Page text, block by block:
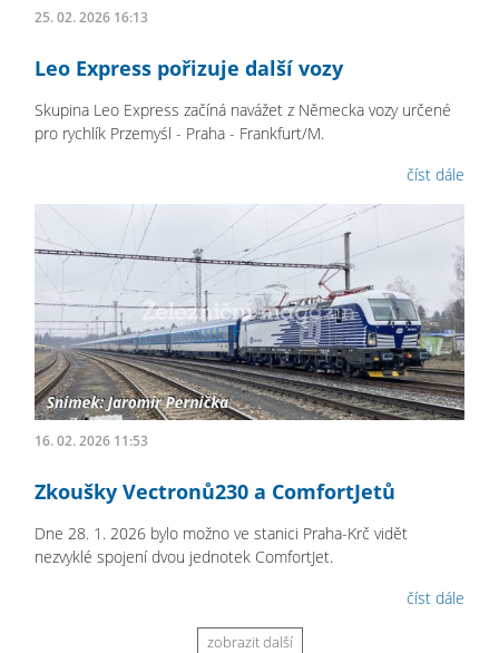
25. 02. 2026 16:13
Leo Express pořizuje další vozy
Skupina Leo Express začíná navážet z Německa vozy určené
pro rychlík Przemyśl - Praha - Frankfurt/M.
číst dále
16. 02. 2026 11:53
Zkoušky Vectronů230 a ComfortJetů
Dne 28. 1. 2026 bylo možno ve stanici Praha-Krč vidět
nezvyklé spojení dvou jednotek ComfortJet.
číst dále
zobrazit další